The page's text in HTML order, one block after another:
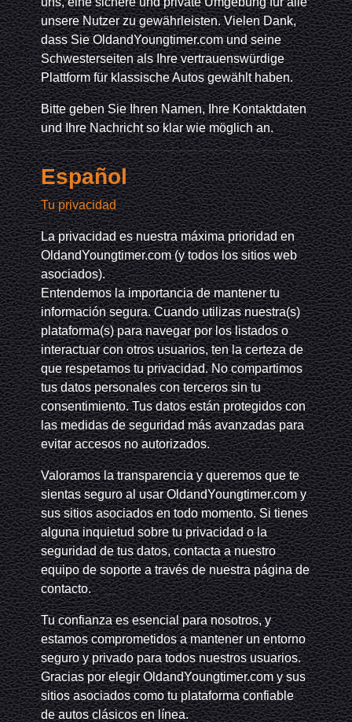
unsere Nutzer zu gewährleisten. Vielen Dank,
dass Sie OldandYoungtimer.com und seine
Schwesterseiten als Ihre vertrauenswürdige
Plattform für klassische Autos gewählt haben.
Bitte geben Sie Ihren Namen, Ihre Kontaktdaten
und Ihre Nachricht so klar wie möglich an.
Español
Tu privacidad
La privacidad es nuestra máxima prioridad en
OldandYoungtimer.com (y todos los sitios web
asociados).
Entendemos la importancia de mantener tu
información segura. Cuando utilizas nuestra(s)
plataforma(s) para navegar por los listados o
interactuar con otros usuarios, ten la certeza de
que respetamos tu privacidad. No compartimos
tus datos personales con terceros sin tu
consentimiento. Tus datos están protegidos con
las medidas de seguridad más avanzadas para
evitar accesos no autorizados.
Valoramos la transparencia y queremos que te
sientas seguro al usar OldandYoungtimer.com y
sus sitios asociados en todo momento. Si tienes
alguna inquietud sobre tu privacidad o la
seguridad de tus datos, contacta a nuestro
equipo de soporte a través de nuestra página de
contacto.
Tu confianza es esencial para nosotros, y
estamos comprometidos a mantener un entorno
seguro y privado para todos nuestros usuarios.
Gracias por elegir OldandYoungtimer.com y sus
sitios asociados como tu plataforma confiable
de autos clásicos en línea.